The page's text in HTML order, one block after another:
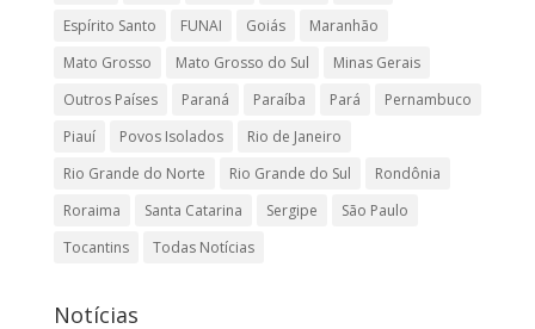
Espírito Santo
FUNAI Goiás
Maranhão
Mato Grosso
Mato Grosso do Sul
Minas Gerais
Outros Países
Paraná Paraíba Pará
Pernambuco
Piauí
Povos Isolados
Rio de Janeiro
Rio Grande do Norte
Rio Grande do Sul
Rondônia
Roraima
Santa Catarina Sergipe
São Paulo
Tocantins
Todas Notícias
Notícias